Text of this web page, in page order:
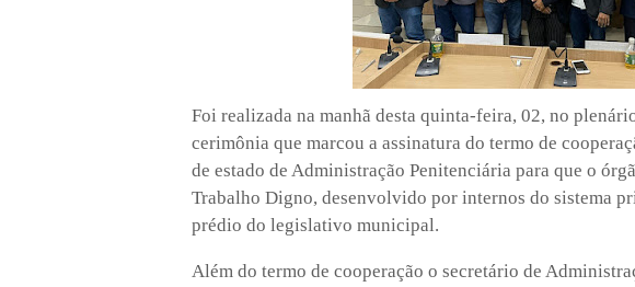
Foi realizada na manhã desta quinta-feira, 02, no
cerimônia que marcou a assinatura do termo de
de estado de Administração Penitenciária para que o
Trabalho Digno, desenvolvido por internos do sistema
prédio do legislativo municipal.
Além do termo de cooperação o secretário de